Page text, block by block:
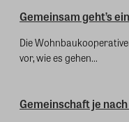
Gemeinsam geht’s
Die
vor, wie es gehen...
Gemeinschaft je